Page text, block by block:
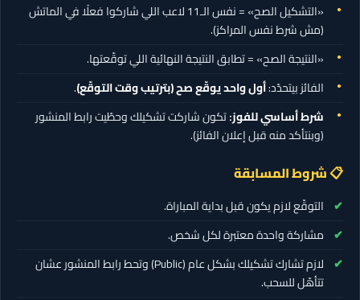
«التشكيل الصح» = نفس الـ11 لاعب اللي شاركوا فعلًا في الماتش
(مش شرط نفس المراكز).
«النتيجة الصح» = تطابق النتيجة النهائية اللي توقّعتها.
الفائز بيتحدّد:أول واحد يوقّع صح (بترتيب وقت التوقّع).
شرط أساسي للفوز:تكون شاركت تشكيلك وحطّيت رابط المنشور
(وبنتأكد منه قبل إعلان الفائز).
📋 شروط المسابقة
التوقّع لازم يكون قبل بداية المباراة.
مشاركة واحدة معتبرة لكل شخص.
لازم تشارك تشكيلك بشكل عام (Public) وتحط رابط المنشور عشان
تتأهّل للسحب.